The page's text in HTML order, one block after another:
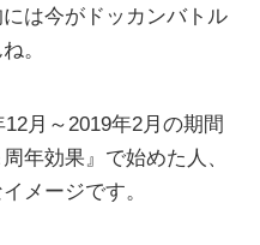
は今がドッカンバトル
。
月～2019年2月の期間
年効果』で始めた人、
メージです。